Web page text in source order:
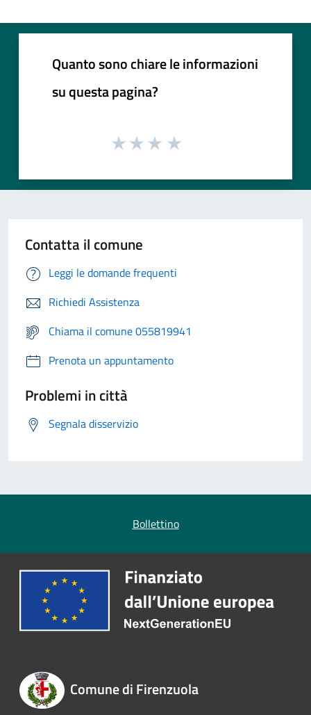
Quanto sono chiare le informazioni
su questa pagina?
Contatta il comune
Leggi le domande frequenti
Richiedi Assistenza
Chiama il comune 055819941
Prenota un appuntamento
Problemi in città
Segnala disservizio
Bollettino
Comune di Firenzuola